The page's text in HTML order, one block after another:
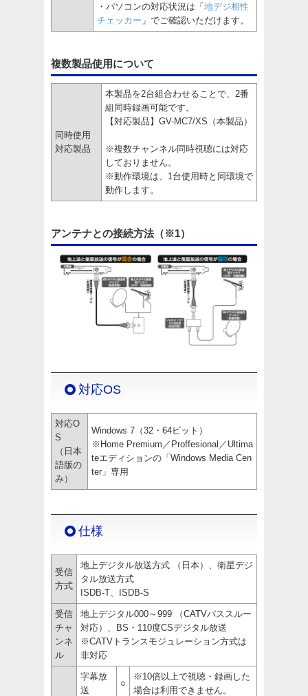
・パソコンの対応状況は「 地デジ相性
チェッカー 」でご確認いただけます。
複数製品使用について
同時使用
対応製品
本製品を2台組合わせることで、2番
組同時録画可能です。
【対応製品】GV-MC7/XS（本製品）
※複数チャンネル同時視聴には対応
しておりません。
※動作環境は、1台使用時と同環境で
動作します。
アンテナとの接続方法（※1）
対応OS
対応O
S
（日本
語版の
み）
Windows 7（32・64ビット）
※Home Premium／Proffesional／Ultima
teエディションの「Windows Media Cen
ter」専用
仕様
受信
方式
地上デジタル放送方式 （日本）、衛星デジ
タル放送方式
ISDB-T、ISDB-S
受信
チャ
ンネ
ル
地上デジタル000～999 （CATVパススルー
対応）、BS・110度CSデジタル放送
※CATVトランスモジュレーション方式は
非対応
字幕放
送
○
※10倍以上で視聴・録画した
場合は利用できません。